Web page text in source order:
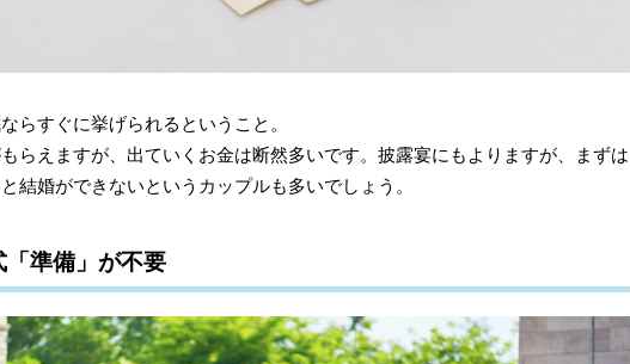
らすぐに挙げられるということ。
らえますが、出ていくお金は断然多いです。披露宴にもよりますが、まずは
結婚ができないというカップルも多いでしょう。
準備」が不要